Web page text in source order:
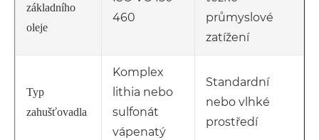
základního
oleje
460
průmyslové
zatížení
Typ
zahušťovadla
Komplex
lithia nebo
sulfonát
vápenatý
Standardní
nebo vlhké
prostředí